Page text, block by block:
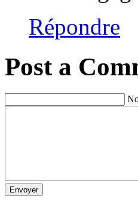
Répondre
Post a